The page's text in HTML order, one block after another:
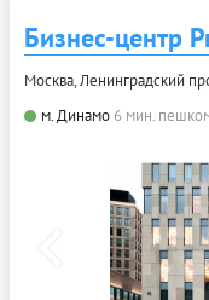
Бизнес-центр
Москва, Ленинградский
м. Динамо 6 мин.